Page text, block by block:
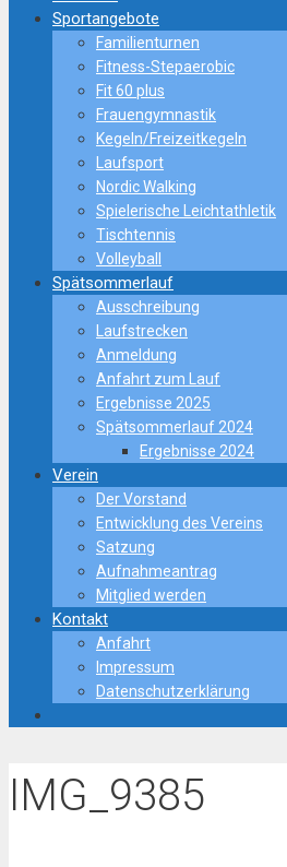
Sportangebote
Familienturnen
Fitness-Stepaerobic
Fit 60 plus
Frauengymnastik
Kegeln/Freizeitkegeln
Laufsport
Nordic Walking
Spielerische Leichtathletik
Tischtennis
Volleyball
Spätsommerlauf
Ausschreibung
Laufstrecken
Anmeldung
Anfahrt zum Lauf
Ergebnisse 2025
Spätsommerlauf 2024
Ergebnisse 2024
Verein
Der Vorstand
Entwicklung des Vereins
Satzung
Aufnahmeantrag
Mitglied werden
Kontakt
Anfahrt
Impressum
Datenschutzerklärung
IMG_9385